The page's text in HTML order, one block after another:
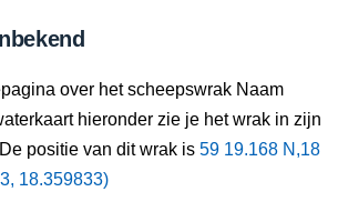
over het scheepswrak Naam
hieronder zie je het wrak in zijn
positie van dit wrak is 59 19.168 N,18
18.359833)